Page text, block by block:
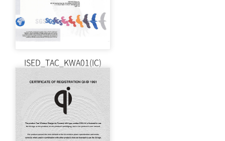
ISED_TAC_KWA01(IC)